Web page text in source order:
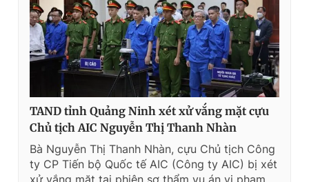
TAND tỉnh Quảng Ninh xét xử vắng mặt cựu
Chủ tịch AIC Nguyễn Thị Thanh Nhàn
Bà Nguyễn Thị Thanh Nhàn, cựu Chủ tịch Công
ty CP Tiến bộ Quốc tế AIC (Công ty AIC) bị xét
xử vắng mặt tại phiên sơ thẩm vụ án vi phạm